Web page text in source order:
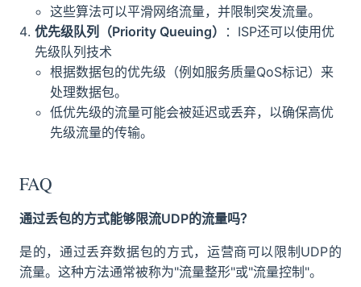
这些算法可以平滑网络流量，并限制突发流量。
优先级队列（Priority Queuing）
：ISP还可以使用优
先级队列技术
根据数据包的优先级（例如服务质量QoS标记）来
处理数据包。
低优先级的流量可能会被延迟或丢弃，以确保高优
先级流量的传输。
FAQ
通过丢包的方式能够限流UDP的流量吗？
是的，通过丢弃数据包的方式，运营商可以限制UDP的
流量。这种方法通常被称为"流量整形"或"流量控制"。